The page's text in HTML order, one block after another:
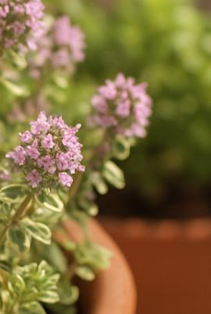
per sfalci e
scegliere le
giuste per
per frutta di
scegliere il
per mele,